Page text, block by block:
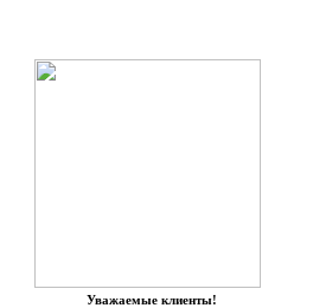
Уважаемые клиенты!